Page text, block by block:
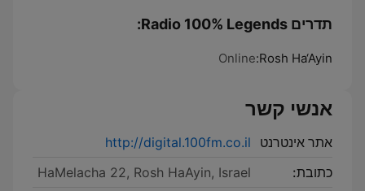
תדרים Radio 100% Legends:
Rosh Ha‘Ayin:
Online
אנשי קשר
אתר אינטרנט
http://digital.100fm.co.il
כתובת:
HaMelacha 22, Rosh HaAyin, Israel